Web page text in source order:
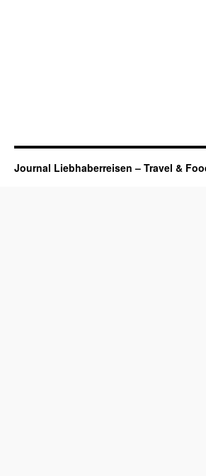
Journal Liebhaberreisen – Travel &